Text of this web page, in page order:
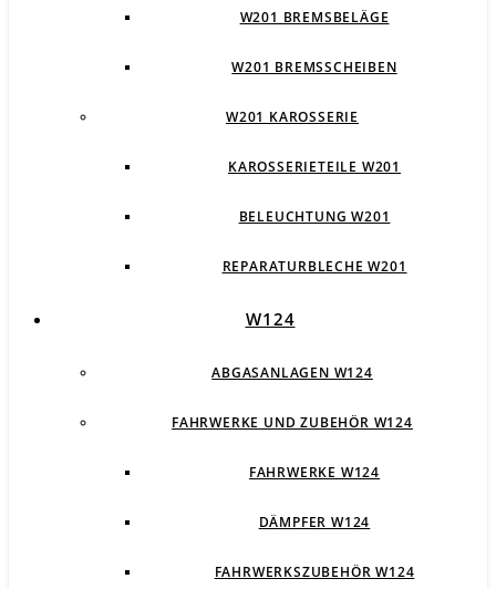
W201 BREMSBELÄGE
W201 BREMSSCHEIBEN
W201 KAROSSERIE
KAROSSERIETEILE W201
BELEUCHTUNG W201
REPARATURBLECHE W201
W124
ABGASANLAGEN W124
FAHRWERKE UND ZUBEHÖR W124
FAHRWERKE W124
DÄMPFER W124
FAHRWERKSZUBEHÖR W124